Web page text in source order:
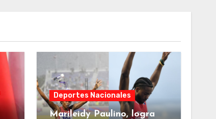
Deportes Nacionales
Marileidy Paulino, logra